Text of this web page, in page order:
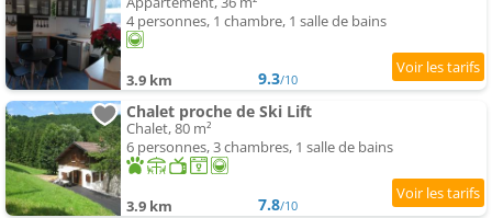
4 personnes, 1 chambre, 1 salle de bains
3.9 km 9.3/10
Chalet proche de Ski Lift
Chalet, 80 m²
6 personnes, 3 chambres, 1 salle de bains
3.9 km 7.8/10